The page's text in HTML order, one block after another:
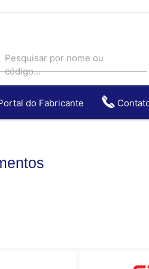
Pesquisar por nome ou
código...
do Fabricante